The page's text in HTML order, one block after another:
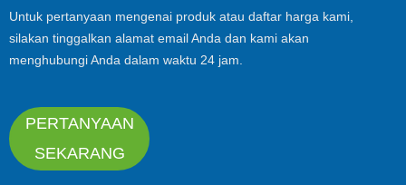
Untuk pertanyaan mengenai produk atau daftar harga kami,
silakan tinggalkan alamat email Anda dan kami akan
menghubungi Anda dalam waktu 24 jam.
PERTANYAAN
SEKARANG